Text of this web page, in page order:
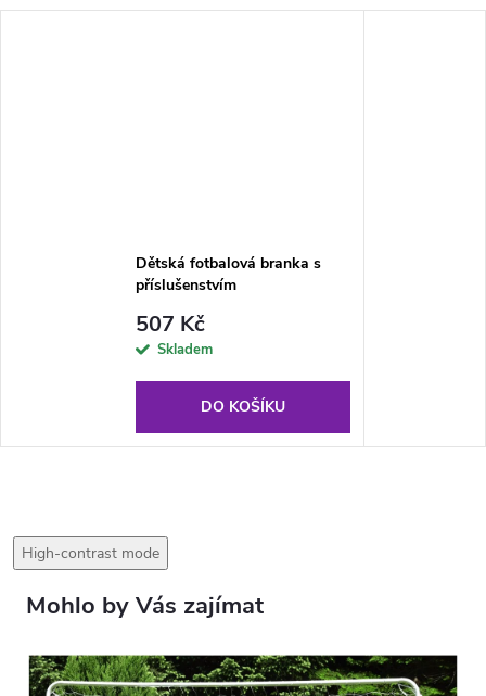
Dětská fotbalová branka s
příslušenstvím
507 Kč
Skladem
DO KOŠÍKU
High-contrast mode